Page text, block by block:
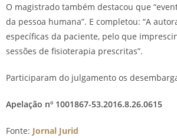
O magistrado também destacou que
da pessoa humana”. E completou: “A
específicas da paciente, pelo que
sessões de fisioterapia prescritas”.
Participaram do julgamento os
Apelação nº 1001867-53.2016.8.26.0615
Fonte: Jornal Jurid